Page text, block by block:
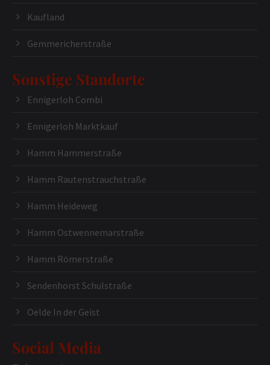
Kaufland
Gemmericherstraße
Sonstige Standorte
Ennigerloh Combi
Ennigerloh Marktkauf
Hamm Hammerstraße
Hamm Rautenstrauchstraße
Hamm Heideweg
Hamm Ostwennemarstraße
Hamm Römerstraße
Sendenhorst Schulstraße
Oelde In der Geist
Social Media